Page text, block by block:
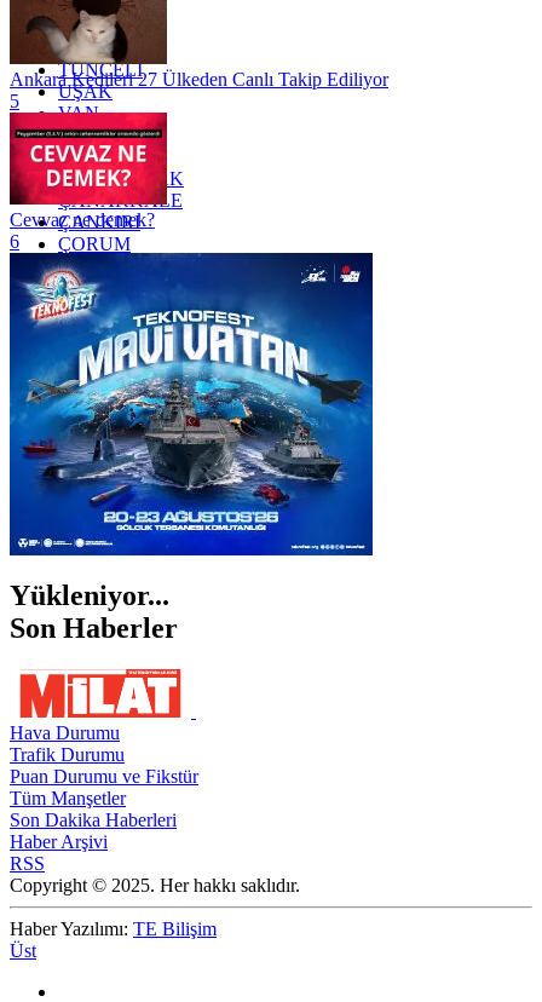
TOKAT
TRABZON
TUNCELİ
UŞAK
VAN
YALOVA
YOZGAT
ZONGULDAK
ÇANAKKALE
ÇANKIRI
ÇORUM
İSTANBUL
İZMİR
ŞANLIURFA
ŞIRNAK
Ankara Kedileri 27 Ülkeden Canlı Takip Ediliyor
5
Cevvaz ne demek?
6
Yükleniyor...
Son Haberler
Hava Durumu
Trafik Durumu
Puan Durumu ve Fikstür
Tüm Manşetler
Son Dakika Haberleri
Haber Arşivi
RSS
Copyright © 2025. Her hakkı saklıdır.
Haber Yazılımı: TE Bilişim
Üst